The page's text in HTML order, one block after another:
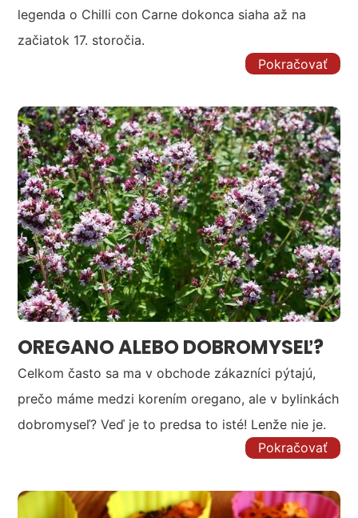
legenda o Chilli con Carne dokonca siaha až na
začiatok 17. storočia.
Pokračovať
OREGANO ALEBO DOBROMYSEĽ?
Celkom často sa ma v obchode zákazníci pýtajú,
prečo máme medzi korením oregano, ale v bylinkách
dobromyseľ? Veď je to predsa to isté! Lenže nie je.
Pokračovať